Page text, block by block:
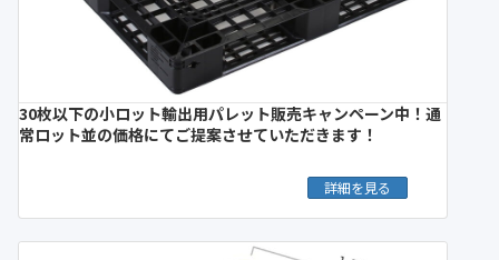
30枚以下の小ロット輸出用パレット販売キャンペーン中！通
常ロット並の価格にてご提案させていただきます！
詳細を見る